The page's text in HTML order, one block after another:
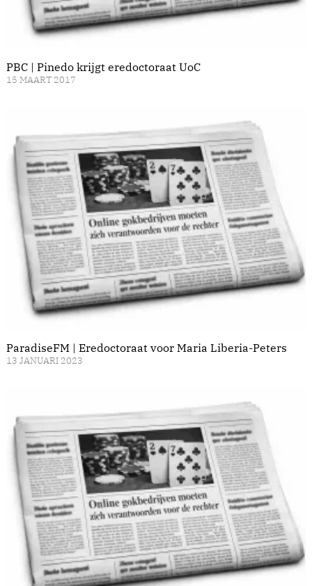
PBC | Pinedo krijgt eredoctoraat UoC
15 MAART 2017
ParadiseFM | Eredoctoraat voor Maria Liberia-Peters
13 JANUARI 2023